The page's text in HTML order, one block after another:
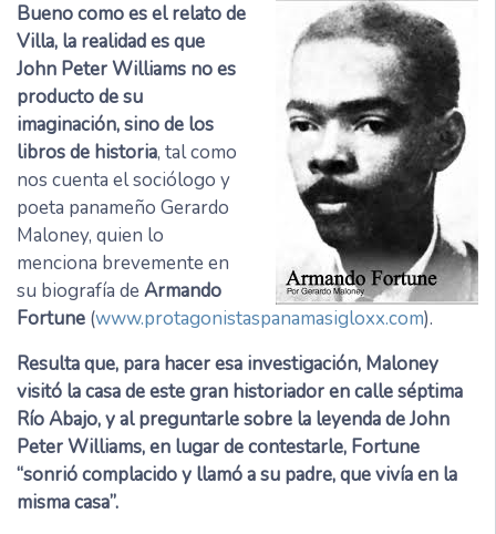
Bueno como es el relato de
Villa, la realidad es que
John Peter Williams no es
producto de su
imaginación, sino de los
libros de historia, tal como
nos cuenta el sociólogo y
poeta panameño Gerardo
Maloney, quien lo
menciona brevemente en
su biografía de Armando
Fortune (www.protagonistaspanamasigloxx.com).
Resulta que, para hacer esa investigación, Maloney
visitó la casa de este gran historiador en calle séptima
Río Abajo, y al preguntarle sobre la leyenda de John
Peter Williams, en lugar de contestarle, Fortune
“sonrió complacido y llamó a su padre, que vivía en la
misma casa”.